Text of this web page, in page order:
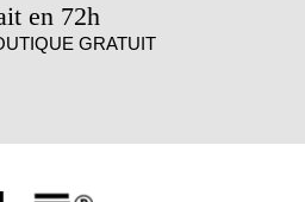
en 72h
GRATUIT